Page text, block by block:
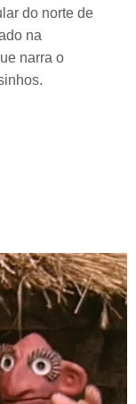
do norte de
na
narra o